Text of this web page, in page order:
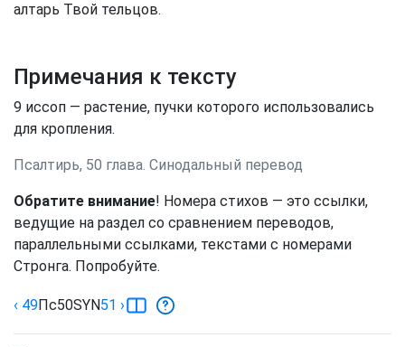
алтарь Твой тельцов.
Примечания к тексту
9 иссоп — растение, пучки которого использовались
для кропления.
Псалтирь, 50 глава. Синодальный перевод
Обратите внимание! Номера стихов — это ссылки,
ведущие на раздел со сравнением переводов,
параллельными ссылками, текстами с номерами
Стронга. Попробуйте.
‹ 49Пс50SYN51 ›